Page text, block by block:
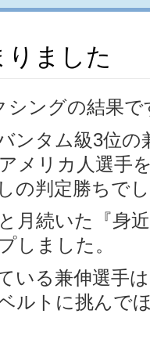
りました
シングの結果で
ンタム級3位の
メリカ人選手
の判定勝ちで
月続いた『身
しました。
いる兼伸選手
ルトに挑んで